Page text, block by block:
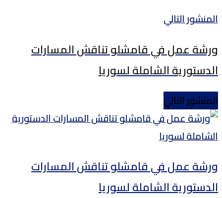
المنشور التالي
ورشة عمل في قامشلو تناقش المسارات
الدستورية الشاملة لسوريا
المنشور التالي
ورشة عمل في قامشلو تناقش المسارات
الدستورية الشاملة لسوريا